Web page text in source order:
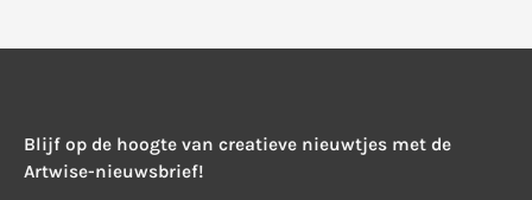
Blijf op de hoogte van creatieve nieuwtjes met de
Artwise-nieuwsbrief!